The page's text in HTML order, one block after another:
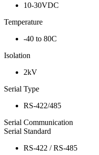
10-30VDC
Temperature
-40 to 80C
Isolation
2kV
Serial Type
RS-422/485
Serial Communication
Serial Standard
RS-422 / RS-485